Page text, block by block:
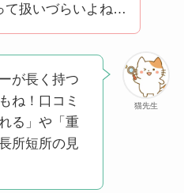
て扱いづらいよね…
猫先生
が長く持つ
ね！口コミ
る」や「重
所短所の見